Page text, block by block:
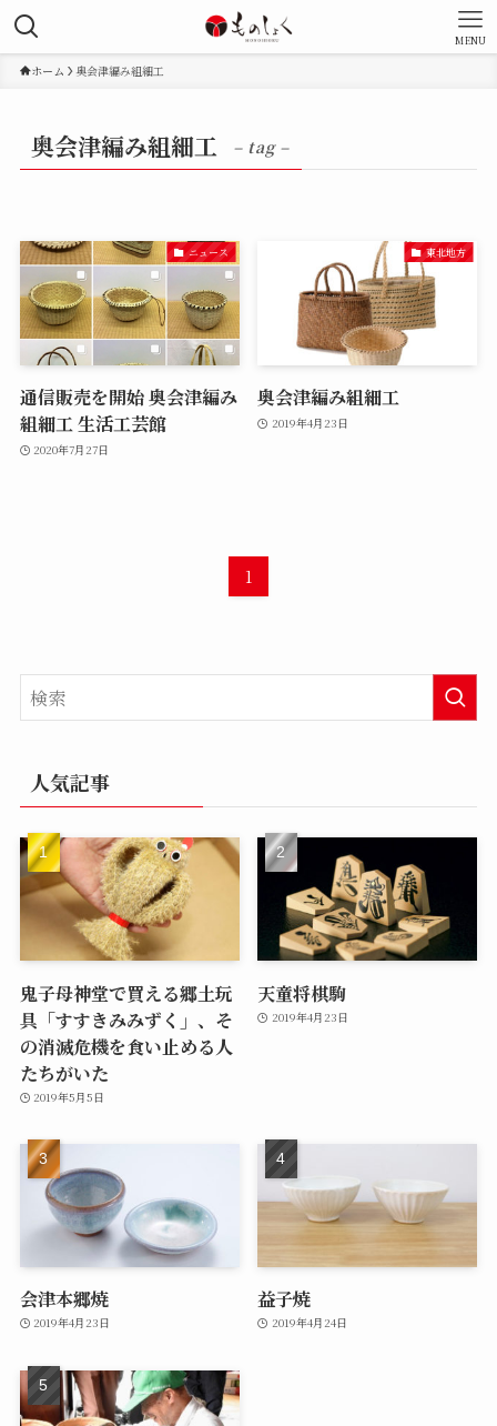
MENU
ホーム 奥会津編み組細工
奥会津編み組細工 – tag –
ニュース
通信販売を開始 奥会津編み
組細工 生活工芸館
2020年7月27日
東北地方
奥会津編み組細工
2019年4月23日
1
人気記事
鬼子母神堂で買える郷土玩
具「すすきみみずく」、そ
の消滅危機を食い止める人
たちがいた
2019年5月5日
天童将棋駒
2019年4月23日
会津本郷焼
2019年4月23日
益子焼
2019年4月24日